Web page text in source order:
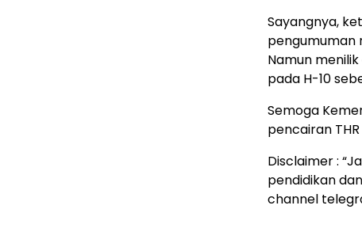
Sayangnya,
pengumuman
Namun
pada H-10
Semoga
pencairan
Disclaimer :
pendidikan
channel